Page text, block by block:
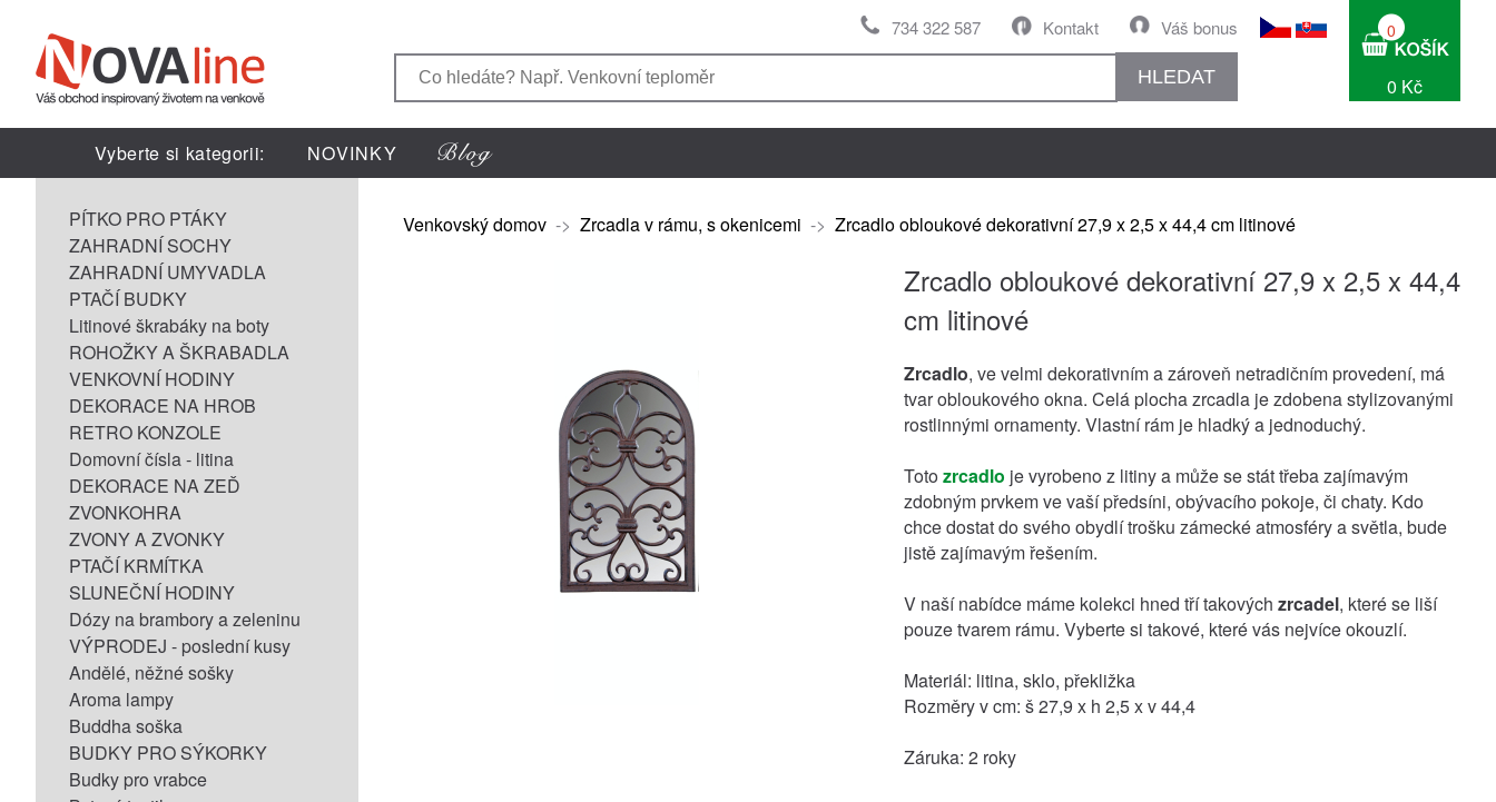
Váš bonus
Kontakt
734 322 587
HLEDAT
0
0 Kč
Vyberte si kategorii: NOVINKY
PÍTKO PRO PTÁKY
ZAHRADNÍ SOCHY
ZAHRADNÍ UMYVADLA
PTAČÍ BUDKY
Litinové škrabáky na boty
ROHOŽKY A ŠKRABADLA
VENKOVNÍ HODINY
DEKORACE NA HROB
RETRO KONZOLE
Domovní čísla - litina
DEKORACE NA ZEĎ
ZVONKOHRA
ZVONY A ZVONKY
PTAČÍ KRMÍTKA
SLUNEČNÍ HODINY
Dózy na brambory a zeleninu
VÝPRODEJ - poslední kusy
Andělé, něžné sošky
Aroma lampy
Buddha soška
BUDKY PRO SÝKORKY
Budky pro vrabce
Venkovský domov -> Zrcadla v rámu, s okenicemi -> Zrcadlo obloukové dekorativní 27,9 x 2,5 x 44,4 cm litinové
Zrcadlo obloukové dekorativní 27,9 x 2,5 x 44,4
cm litinové
Zrcadlo, ve velmi dekorativním a zároveň netradičním provedení, má
tvar obloukového okna. Celá plocha zrcadla je zdobena stylizovanými
rostlinnými ornamenty. Vlastní rám je hladký a jednoduchý.
Toto zrcadlo je vyrobeno z litiny a může se stát třeba zajímavým
zdobným prvkem ve vaší předsíni, obývacího pokoje, či chaty. Kdo
chce dostat do svého obydlí trošku zámecké atmosféry a světla, bude
jistě zajímavým řešením.
V naší nabídce máme kolekci hned tří takových zrcadel, které se liší
pouze tvarem rámu. Vyberte si takové, které vás nejvíce okouzlí.
Materiál: litina, sklo, překližka
Rozměry v cm: š 27,9 x h 2,5 x v 44,4
Záruka: 2 roky